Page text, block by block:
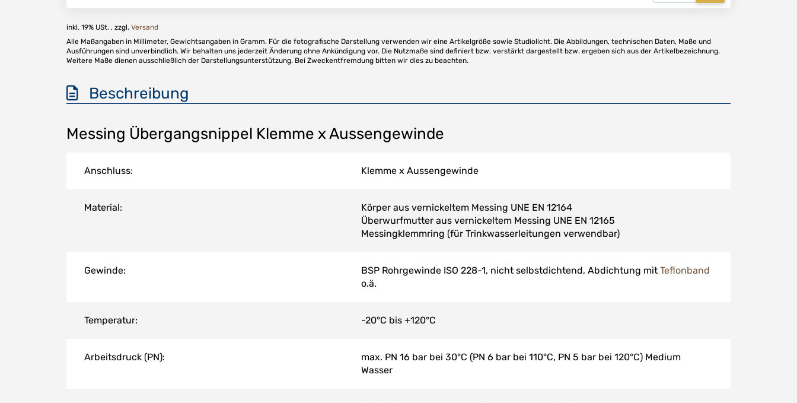
inkl. 19% USt. , zzgl. Versand
Alle Maßangaben in Millimeter, Gewichtsangaben in Gramm. Für die fotografische Darstellung verwenden wir eine Artikelgröße sowie Studiolicht. Die Abbildungen, technischen Daten, Maße und
Ausführungen sind unverbindlich. Wir behalten uns jederzeit Änderung ohne Ankündigung vor. Die Nutzmaße sind definiert bzw. verstärkt dargestellt bzw. ergeben sich aus der Artikelbezeichnung.
Weitere Maße dienen ausschließlich der Darstellungsunterstützung. Bei Zweckentfremdung bitten wir dies zu beachten.
Beschreibung
Messing Übergangsnippel Klemme x Aussengewinde
Anschluss: Klemme x Aussengewinde
Material:
Körper aus vernickeltem Messing UNE EN 12164
Überwurfmutter aus vernickeltem Messing UNE EN 12165
Messingklemmring (für Trinkwasserleitungen verwendbar)
Gewinde: BSP Rohrgewinde ISO 228-1, nicht selbstdichtend, Abdichtung mit Teflonband
o.ä.
Temperatur: -20°C bis +120°C
Arbeitsdruck (PN):
max. PN 16 bar bei 30°C (PN 6 bar bei 110°C, PN 5 bar bei 120°C) Medium
Wasser